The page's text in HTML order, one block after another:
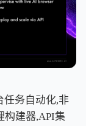
任务自动化,非
构建器,API集